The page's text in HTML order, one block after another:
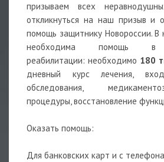
призываем всех
откликнуться на наш призыв и
помощь защитнику Новороссии.
необходима помощь
реабилитации: необходимо 180
дневный курс лечения,
обследования,
процедуры, восстановление
Оказать помощь:
Для банковских карт и с